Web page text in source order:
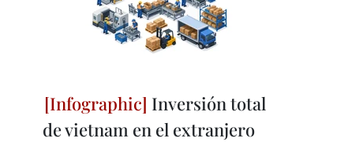
Inversión total
de vietnam en el extranjero